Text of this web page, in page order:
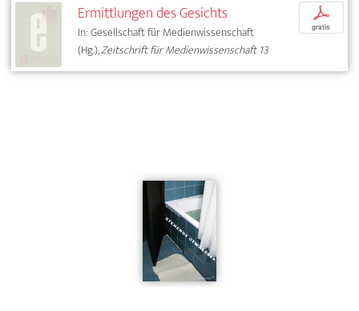
Ermittlungen des Gesichts
In: Gesellschaft für Medienwissenschaft
(Hg.),Zeitschrift für Medienwissenschaft 13
p
gratis